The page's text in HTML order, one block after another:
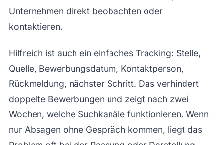
Unternehmen direkt beobachten oder
kontaktieren.
Hilfreich ist auch ein einfaches Tracking: Stelle,
Quelle, Bewerbungsdatum, Kontaktperson,
Rückmeldung, nächster Schritt. Das verhindert
doppelte Bewerbungen und zeigt nach zwei
Wochen, welche Suchkanäle funktionieren. Wenn
nur Absagen ohne Gespräch kommen, liegt das